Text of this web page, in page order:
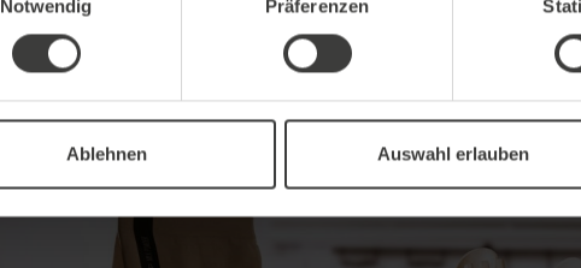
Notwendig
Präferenzen
Ablehnen Auswahl erlauben
Auch